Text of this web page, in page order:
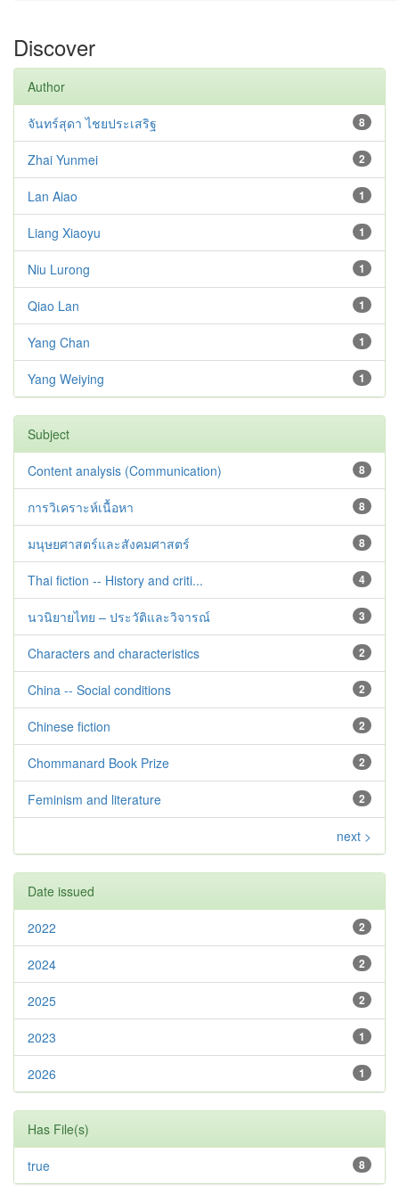
Discover
Author
8
จันทร์สุดา ไชยประเสริฐ
2
Zhai Yunmei
1
Lan Aiao
1
Liang Xiaoyu
1
Niu Lurong
1
Qiao Lan
1
Yang Chan
1
Yang Weiying
Subject
8
Content analysis (Communication)
8
การวิเคราะห์เนื้อหา
8
มนุษยศาสตร์และสังคมศาสตร์
4
Thai fiction -- History and criti...
3
นวนิยายไทย – ประวัติและวิจารณ์
2
Characters and characteristics
2
China -- Social conditions
2
Chinese fiction
2
Chommanard Book Prize
2
Feminism and literature
next >
Date issued
2
2022
2
2024
2
2025
1
2023
1
2026
Has File(s)
8
true